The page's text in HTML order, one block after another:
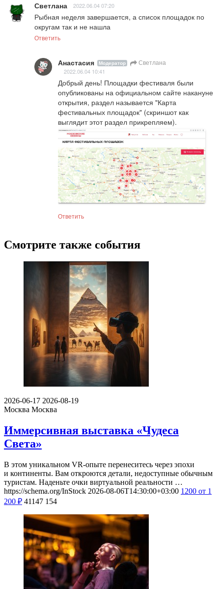
Светлана 2022.06.04 07:20
Рыбная неделя завершается, а список площадок по
округам так и не нашла
Ответить
Анастасия Модератор Светлана
2022.06.04 10:41
Добрый день! Площадки фестиваля были
опубликованы на официальном сайте накануне
открытия, раздел называется "Карта
фестивальных площадок" (скриншот как
выглядит этот раздел прикрепляем).
Ответить
Смотрите также события
2026-06-17 2026-08-19
Москва Москва
Иммерсивная выставка «Чудеса
Света»
В этом уникальном VR-опыте перенеситесь через эпохи
и континенты. Вам откроются детали, недоступные обычным
туристам. Наденьте очки виртуальной реальности …
https://schema.org/InStock 2026-08-06T14:30:00+03:00 1200 от 1
200 ₽ 41147 154